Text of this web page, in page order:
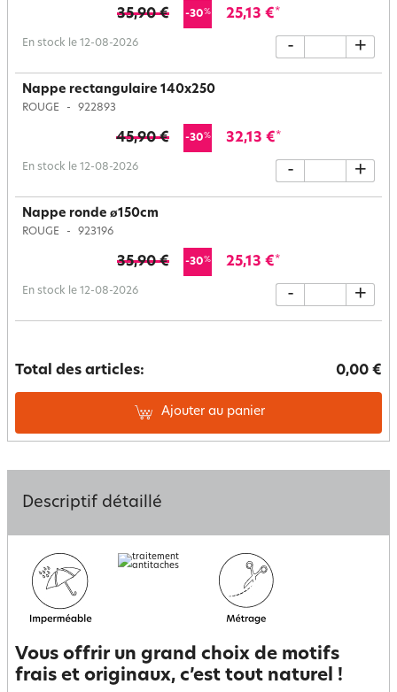
35,90 € -30% 25,13 €*
En stock le 12-08-2026 - +
Nappe rectangulaire 140x250
ROUGE 922893
45,90 € -30% 32,13 €*
En stock le 12-08-2026 - +
Nappe ronde ø150cm
ROUGE 923196
35,90 € -30% 25,13 €*
En stock le 12-08-2026 - +
Total des articles: 0,00 €
Ajouter au panier
Descriptif détaillé
Vous offrir un grand choix de motifs
frais et originaux, c’est tout naturel !